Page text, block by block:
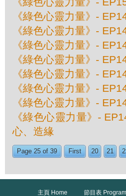
《綠色心靈力量》-
《綠色心靈力量》-
《綠色心靈力量》-
《綠色心靈力量》-
《綠色心靈力量》-
《綠色心靈力量》-
《綠色心靈力量》-
《綠色心靈力量》-
心、造緣
Page 25 of 39 First 20 21
主頁 Home 節目表